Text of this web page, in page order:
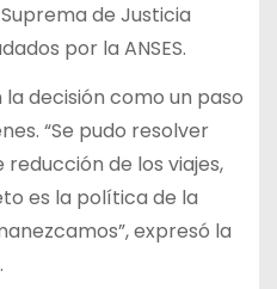
de Justicia
por la ANSES.
la decisión como un paso
“Se pudo resolver
de los viajes,
es la política de la
expresó la